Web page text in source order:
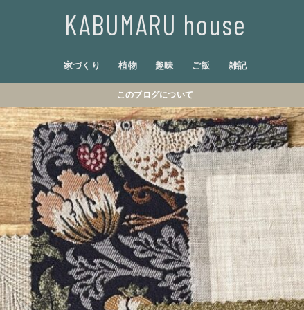
KABUMARU house
家づくり 植物 趣味 ご飯 雑記
このブログについて